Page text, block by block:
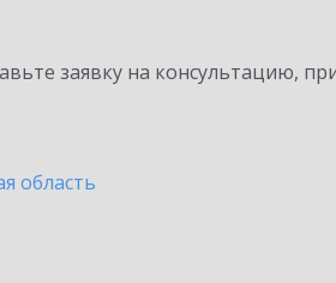
заявку на консультацию,
область